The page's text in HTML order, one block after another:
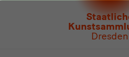
Dresden